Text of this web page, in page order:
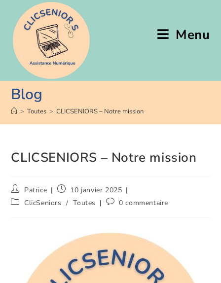
principal
Menu
Blog
> Toutes > CLICSENIORS – Notre mission
CLICSENIORS – Notre mission
Patrice
10 janvier 2025
ClicSeniors / Toutes 0 commentaire